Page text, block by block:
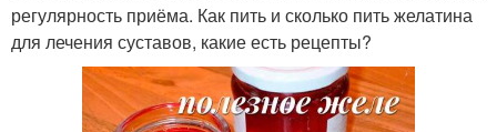
регулярность приёма. Как пить и сколько пить желатина
для лечения суставов, какие есть рецепты?